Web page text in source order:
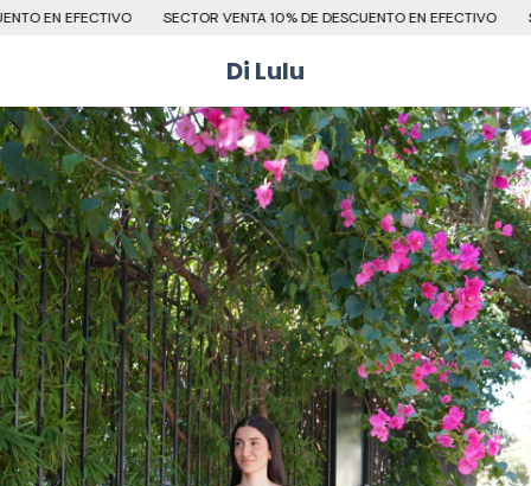
SECTOR VENTA 10% DE DESCUENTO EN EFECTIVO SECTOR
Di Lulu